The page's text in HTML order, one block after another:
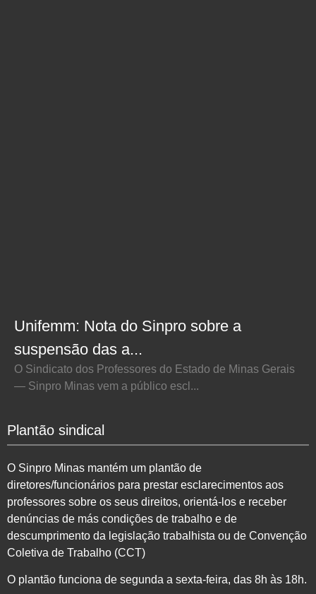
Unifemm: Nota do Sinpro sobre a
suspensão das a...
O Sindicato dos Professores do Estado de Minas Gerais
— Sinpro Minas vem a público escl...
Plantão sindical
O Sinpro Minas mantém um plantão de
diretores/funcionários para prestar esclarecimentos aos
professores sobre os seus direitos, orientá-los e receber
denúncias de más condições de trabalho e de
descumprimento da legislação trabalhista ou de Convenção
Coletiva de Trabalho (CCT)
O plantão funciona de segunda a sexta-feira, das 8h às 18h.